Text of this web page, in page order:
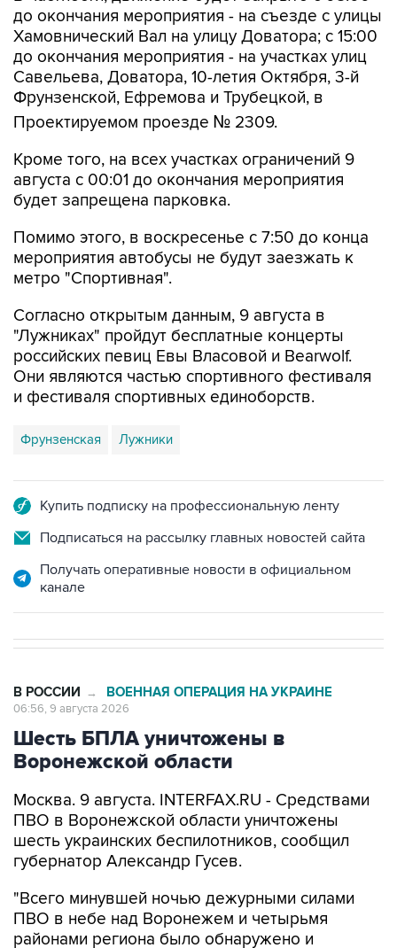
до окончания мероприятия - на съезде с улицы
Хамовнический Вал на улицу Доватора; с 15:00
до окончания мероприятия - на участках улиц
Савельева, Доватора, 10-летия Октября, 3-й
Фрунзенской, Ефремова и Трубецкой, в
Проектируемом проезде № 2309.
Кроме того, на всех участках ограничений 9
августа с 00:01 до окончания мероприятия
будет запрещена парковка.
Помимо этого, в воскресенье с 7:50 до конца
мероприятия автобусы не будут заезжать к
метро "Спортивная".
Согласно открытым данным, 9 августа в
"Лужниках" пройдут бесплатные концерты
российских певиц Евы Власовой и Bearwolf.
Они являются частью спортивного фестиваля
и фестиваля спортивных единоборств.
Фрунзенская Лужники
Купить подписку на профессиональную ленту
Подписаться на рассылку главных новостей сайта
Получать оперативные новости в официальном
канале
В РОССИИ → ВОЕННАЯ ОПЕРАЦИЯ НА УКРАИНЕ
06:56, 9 августа 2026
Шесть БПЛА уничтожены в
Воронежской области
Москва. 9 августа. INTERFAX.RU - Средствами
ПВО в Воронежской области уничтожены
шесть украинских беспилотников, сообщил
губернатор Александр Гусев.
"Всего минувшей ночью дежурными силами
ПВО в небе над Воронежем и четырьмя
районами региона было обнаружено и